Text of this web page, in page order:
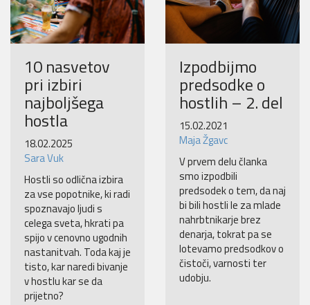
10 nasvetov
pri izbiri
najboljšega
hostla
18.02.2025
Sara Vuk
Hostli so odlična izbira
za vse popotnike, ki radi
spoznavajo ljudi s
celega sveta, hkrati pa
spijo v cenovno ugodnih
nastanitvah. Toda kaj je
tisto, kar naredi bivanje
v hostlu kar se da
prijetno?
Izpodbijmo
predsodke o
hostlih – 2. del
15.02.2021
Maja Žgavc
V prvem delu članka
smo izpodbili
predsodek o tem, da naj
bi bili hostli le za mlade
nahrbtnikarje brez
denarja, tokrat pa se
lotevamo predsodkov o
čistoči, varnosti ter
udobju.